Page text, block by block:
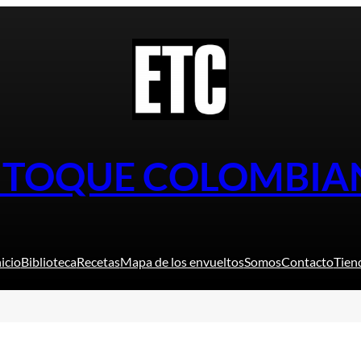
TOQUE
BibliotecaRecetasMapa de los envueltosSomosContacto